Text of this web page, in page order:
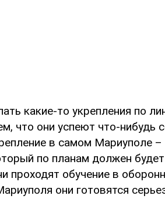
какие-то укрепления по
что они успеют что-нибудь
в самом Мариуполе –
по планам должен
проходят обучение в
они готовятся